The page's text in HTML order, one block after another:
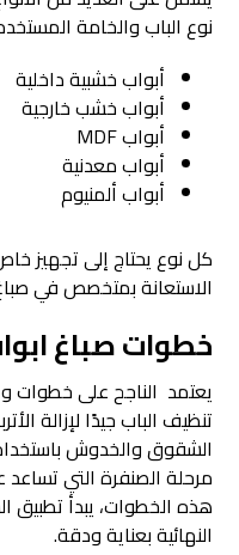
نوع الباب والخامة
أبواب خشبية داخلية
أبواب خشب خارجية
أبواب MDF
أبواب معدنية
أبواب ألمنيوم
كل نوع يحتاج إلى تجهيز
الاستعانة بمتخصص في
خطواتصباغ
يعتمد الناجح على خطوات
تنظيف الباب جيدًا لإزالة
الشقوق والخدوش
مرحلة الصنفرة التي
هذه الخطوات، يبدأ تطبيق
النهائية بعناية ودقة.